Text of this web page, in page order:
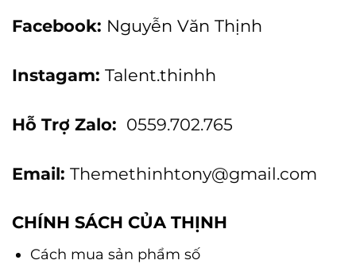
Facebook: Nguyễn Văn Thịnh
Instagam: Talent.thinhh
Hỗ Trợ Zalo: 0559.702.765
Email: Themethinhtony@gmail.com
CHÍNH SÁCH CỦA THỊNH
Cách mua sản phẩm số